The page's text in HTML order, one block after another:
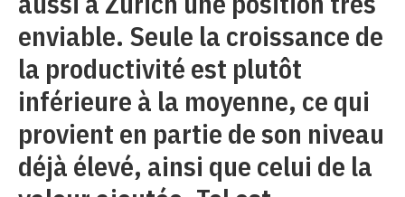
enviable. Seule la croissance de
la productivité est plutôt
inférieure à la moyenne, ce qui
provient en partie de son niveau
déjà élevé, ainsi que celui de la